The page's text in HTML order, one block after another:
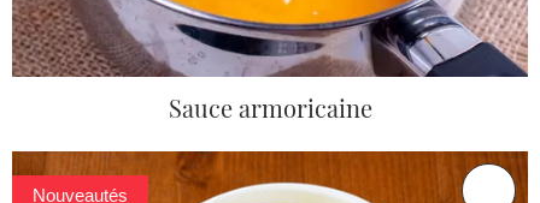
Sauce armoricaine
Nouveautés